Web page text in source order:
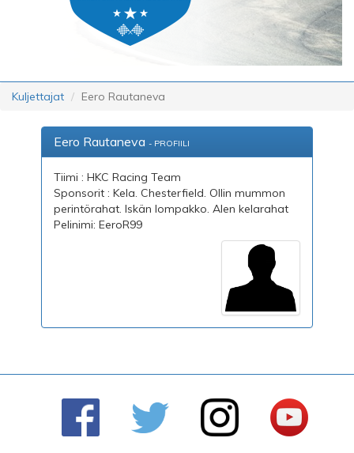
Kuljettajat Eero Rautaneva
Eero Rautaneva - PROFIILI
Tiimi : HKC Racing Team
Sponsorit : Kela. Chesterfield. Ollin mummon
perintörahat. Iskän lompakko. Alen kelarahat
Pelinimi: EeroR99